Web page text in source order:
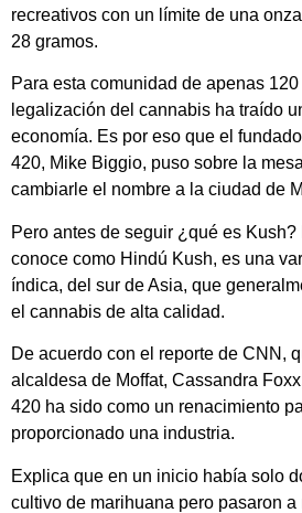
recreativos con un límite de una
28 gramos.
Para esta comunidad de apenas
legalización del cannabis ha traído
economía. Es por eso que el
420, Mike Biggio, puso sobre la
cambiarle el nombre a la ciudad de
Pero antes de seguir ¿qué es
conoce como Hindú Kush, es una
índica, del sur de Asia, que
el cannabis de alta calidad.
De acuerdo con el reporte de CNN,
alcaldesa de Moffat, Cassandra
420 ha sido como un renacimiento
proporcionado una industria.
Explica que en un inicio había solo
cultivo de marihuana pero pasaron a